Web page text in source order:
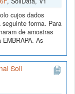
cujos dados
forma. Para
de amostras
As
Soil